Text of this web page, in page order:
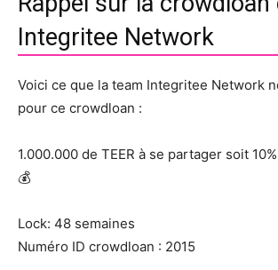
Integritee Network
Voici ce que la team Integritee Network
pour ce crowdloan :
1.000.000 de TEER à se partager soit
💰
Lock: 48 semaines
Numéro ID crowdloan : 2015